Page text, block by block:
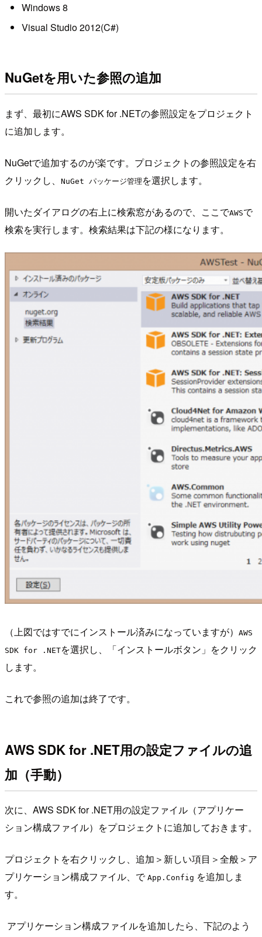
Windows 8
Visual Studio 2012(C#)
NuGetを用いた参照の追加
まず、最初にAWS SDK for .NETの参照設定をプロジェクト
に追加します。
NuGetで追加するのが楽です。プロジェクトの参照設定を右
クリックし、
NuGet パッケージ管理 を選択します。
開いたダイアログの右上に検索窓があるので、ここでAWSで
検索を実行します。検索結果は下記の様になります。
（上図ではすでにインストール済みになっていますが）
AWS
SDK for .NETを選択し、「インストールボタン」をクリック
します。
これで参照の追加は終了です。
AWS SDK for .NET用の設定ファイルの追
加（手動）
次に、AWS SDK for .NET用の設定ファイル（アプリケー
ション構成ファイル）をプロジェクトに追加しておきます。
プロジェクトを右クリックし、追加＞新しい項目＞全般＞ア
プリケーション構成ファイル、で App.Config を追加しま
す。
アプリケーション構成ファイルを追加したら、下記のよう